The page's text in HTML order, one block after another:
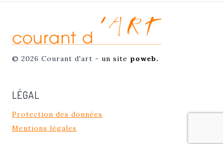
© 2026 Courant d'art - un site poweb.
LÉGAL
Protection des données
Mentions légales